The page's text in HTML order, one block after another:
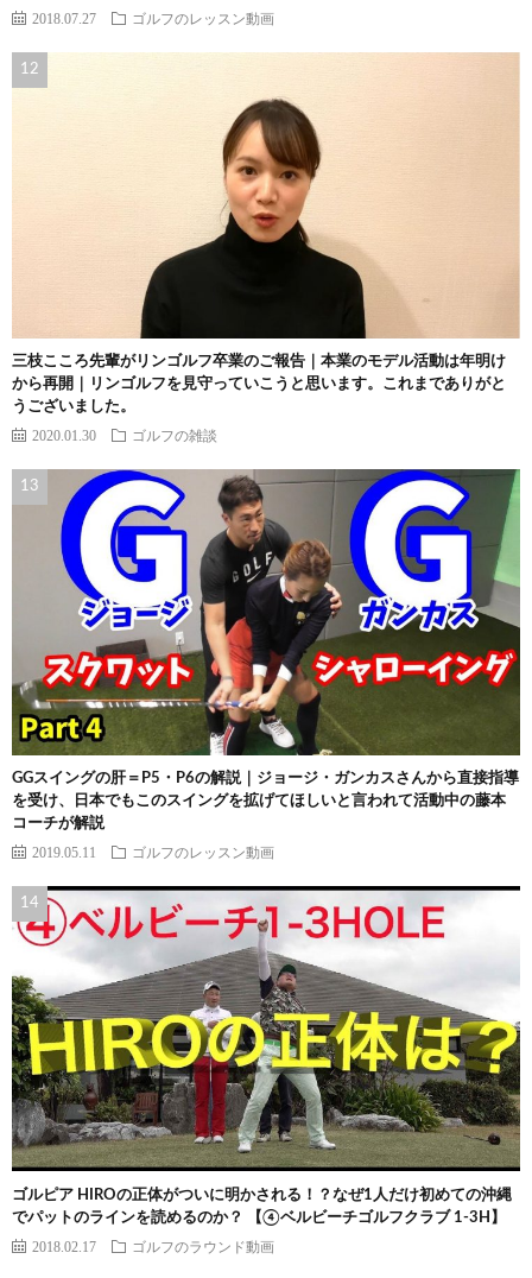
2018.07.27 ゴルフのレッスン動画
三枝こころ先輩がリンゴルフ卒業のご報告｜本業のモデル活動は年明け
から再開｜リンゴルフを見守っていこうと思います。これまでありがと
うございました。
2020.01.30 ゴルフの雑談
GGスイングの肝＝P5・P6の解説｜ジョージ・ガンカスさんから直接指導
を受け、日本でもこのスイングを拡げてほしいと言われて活動中の藤本
コーチが解説
2019.05.11 ゴルフのレッスン動画
ゴルピア HIROの正体がついに明かされる！？なぜ1人だけ初めての沖縄
でパットのラインを読めるのか？ 【④ベルビーチゴルフクラブ 1-3H】
2018.02.17 ゴルフのラウンド動画